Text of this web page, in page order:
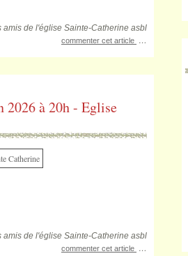
amis de l'église Sainte-Catherine asbl
commenter cet article …
2026 à 20h - Eglise
amis de l'église Sainte-Catherine asbl
commenter cet article …